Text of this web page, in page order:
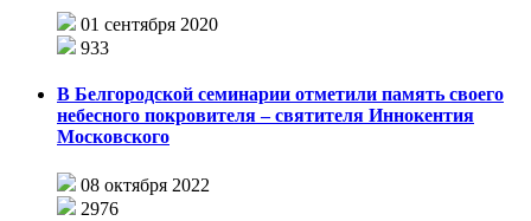
01 сентября 2020
933
В Белгородской семинарии отметили память своего
небесного покровителя – святителя Иннокентия
Московского
08 октября 2022
2976